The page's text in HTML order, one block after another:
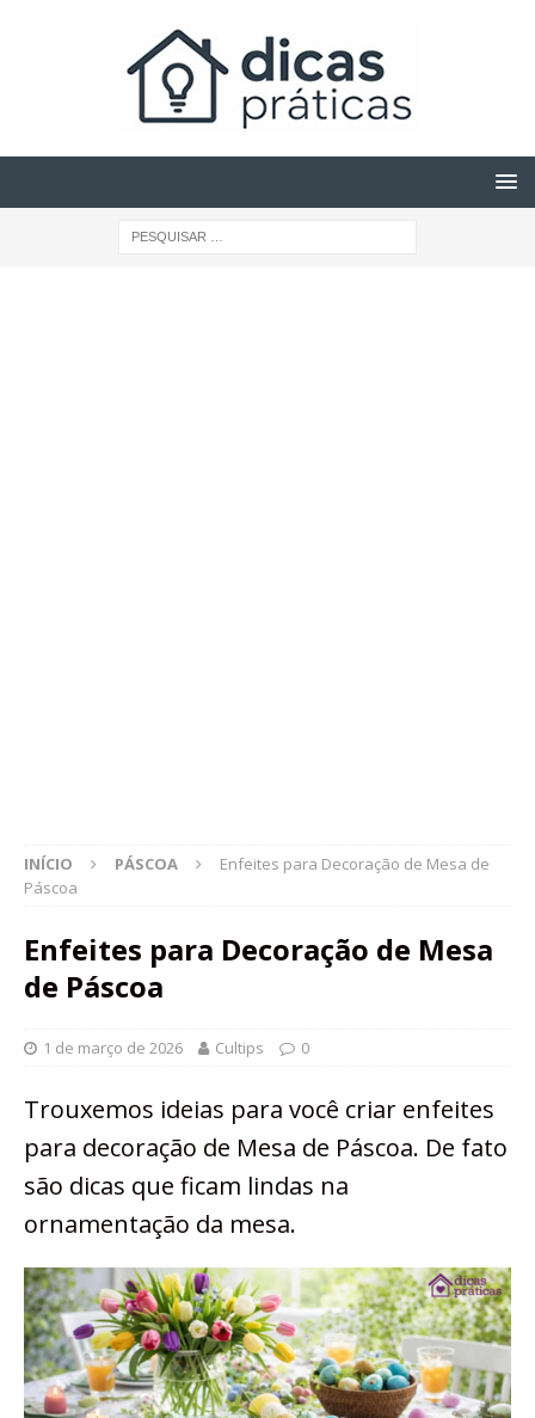
INÍCIO PÁSCOA
Enfeites para Decoração de Mesa de
Páscoa
Enfeites para Decoração de Mesa
de Páscoa
1 de março de 2026 Cultips 0
Trouxemos ideias para você criar enfeites
para decoração de Mesa de Páscoa. De fato
são dicas que ficam lindas na
ornamentação da mesa.